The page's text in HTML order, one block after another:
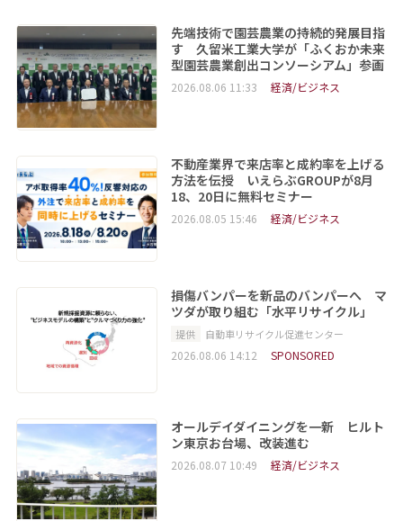
先端技術で園芸農業の持続的発展目指
す 久留米工業大学が「ふくおか未来
型園芸農業創出コンソーシアム」参画
2026.08.06 11:33 経済/ビジネス
不動産業界で来店率と成約率を上げる
方法を伝授 いえらぶGROUPが8月
18、20日に無料セミナー
2026.08.05 15:46 経済/ビジネス
損傷バンパーを新品のバンパーへ マ
ツダが取り組む「水平リサイクル」
提供 自動車リサイクル促進センター
2026.08.06 14:12 SPONSORED
オールデイダイニングを一新 ヒルト
ン東京お台場、改装進む
2026.08.07 10:49 経済/ビジネス